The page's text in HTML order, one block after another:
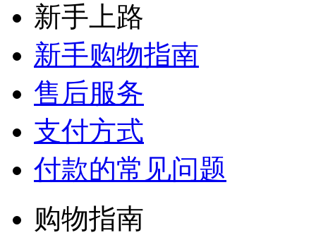
新手上路
新手购物指南
售后服务
支付方式
付款的常见问题
购物指南